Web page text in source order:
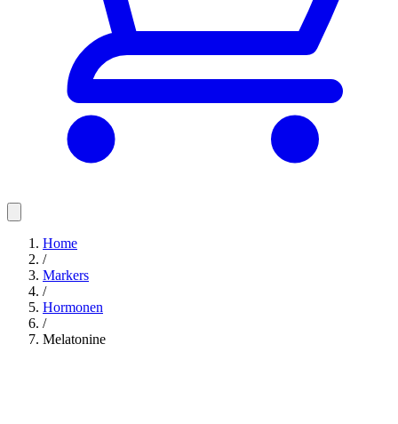
Home
/
Markers
/
Hormonen
/
Melatonine